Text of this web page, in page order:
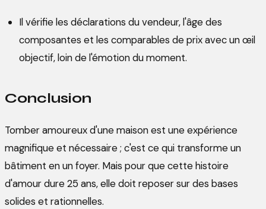
Il vérifie les déclarations du vendeur, l'âge des
composantes et les comparables de prix avec un œil
objectif, loin de l'émotion du moment.
Conclusion
Tomber amoureux d'une maison est une expérience
magnifique et nécessaire ; c'est ce qui transforme un
bâtiment en un foyer. Mais pour que cette histoire
d'amour dure 25 ans, elle doit reposer sur des bases
solides et rationnelles.